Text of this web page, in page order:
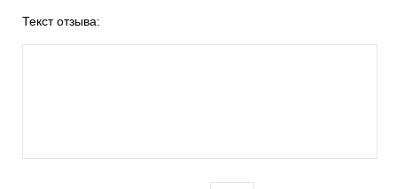
Текст отзыва: